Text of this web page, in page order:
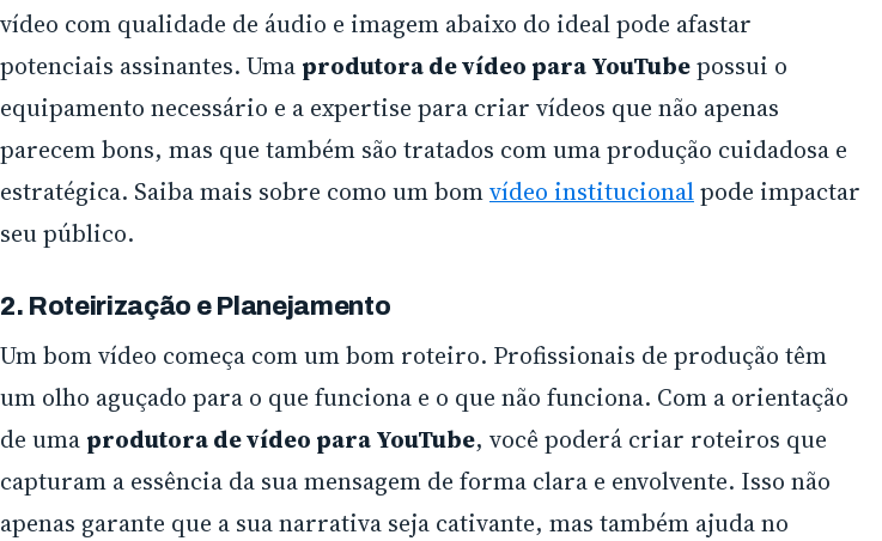
vídeo com qualidade de áudio e imagem abaixo do ideal pode afastar
potenciais assinantes. Uma produtora de vídeo para YouTubepossui o
equipamento necessário e a expertise para criar vídeos que não apenas
parecem bons, mas que também são tratados com uma produção cuidadosa e
estratégica. Saiba mais sobre como um bomvídeo institucionalpode impactar
seu público.
2. Roteirização e Planejamento
Um bom vídeo começa com um bom roteiro. Profissionais de produção têm
um olho aguçado para o que funciona e o que não funciona. Com a orientação
de uma produtora de vídeo para YouTube, você poderá criar roteiros que
capturam a essência da sua mensagem de forma clara e envolvente. Isso não
apenas garante que a sua narrativa seja cativante, mas também ajuda no